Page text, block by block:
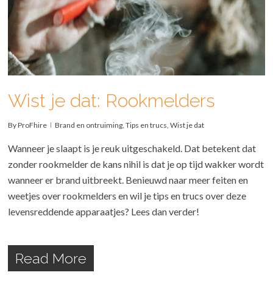
Wist je dat: Rookmelders
ByProFhire Brand en ontruiming,Tips en trucs,Wist je dat
Wanneer je slaapt is je reuk uitgeschakeld. Dat betekent dat
zonder rookmelder de kans nihil is dat je op tijd wakker wordt
wanneer er brand uitbreekt. Benieuwd naar meer feiten en
weetjes over rookmelders en wil je tips en trucs over deze
levensreddende apparaatjes? Lees dan verder!
Read More